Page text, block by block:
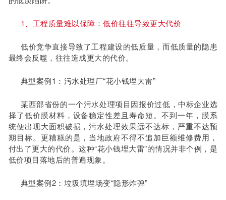
1、工程质量难以保障：低价往往导致更大代价
低价竞争直接导致了工程建设的低质量，而低质量的隐患
最终会反噬，往往造成更大的代价。
典型案例1：污水处理厂“花小钱埋大雷”
某西部省份的一个污水处理项目因报价过低，中标企业选
择了低价膜材料，设备稳定性差且寿命短。不到一年，膜系
统便出现大面积破损，污水处理效果远不达标，严重不达预
期目标。更糟糕的是，当地政府不得不追加巨额维修费用，
付出了更大的代价。这种“花小钱埋大雷”的情况并非个例，是
低价项目落地后的普遍现象。
典型案例2：垃圾填埋场变“隐形炸弹”